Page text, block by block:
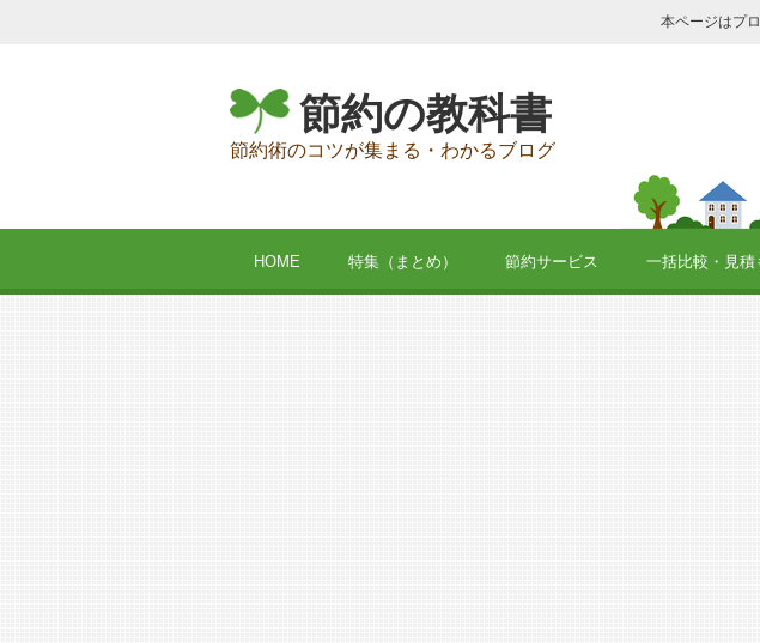
本ページはプ
節約の教科書
節約術のコツが集まる・わかるブログ
HOME 特集（まとめ） 節約サービス 一括比較・見積